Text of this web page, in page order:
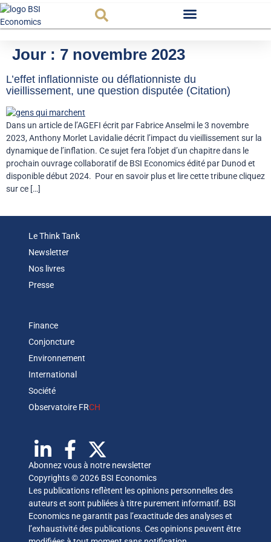
Jour : 7 novembre 2023
L’effet inflationniste ou déflationniste du
vieillissement, une question disputée (Citation)
Dans un article de l’AGEFI écrit par Fabrice Anselmi le 3 novembre
2023, Anthony Morlet Lavidalie décrit l’impact du vieillissement sur la
dynamique de l’inflation. Ce sujet fera l’objet d’un chapitre dans le
prochain ouvrage collaboratif de BSI Economics édité par Dunod et
disponible début 2024. Pour en savoir plus et lire cette tribune cliquez
sur ce […]
Le Think Tank
Newsletter
Nos livres
Presse
Finance
Conjoncture
Environnement
International
Société
Observatoire FRCH
Abonnez vous à notre newsletter
Copyrights © 2026 BSI Economics
Les publications reflètent les opinions personnelles des
auteurs et sont publiées à titre purement informatif. BSI
Economics ne garantit pas l’exactitude des analyses et
l’exhaustivité des publications. Ces opinions peuvent être